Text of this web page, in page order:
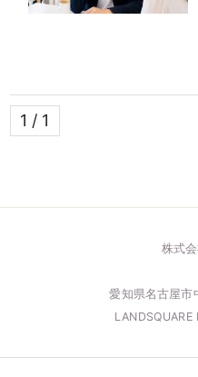
1 / 1
株式
愛知県名古屋
LANDSQUARE